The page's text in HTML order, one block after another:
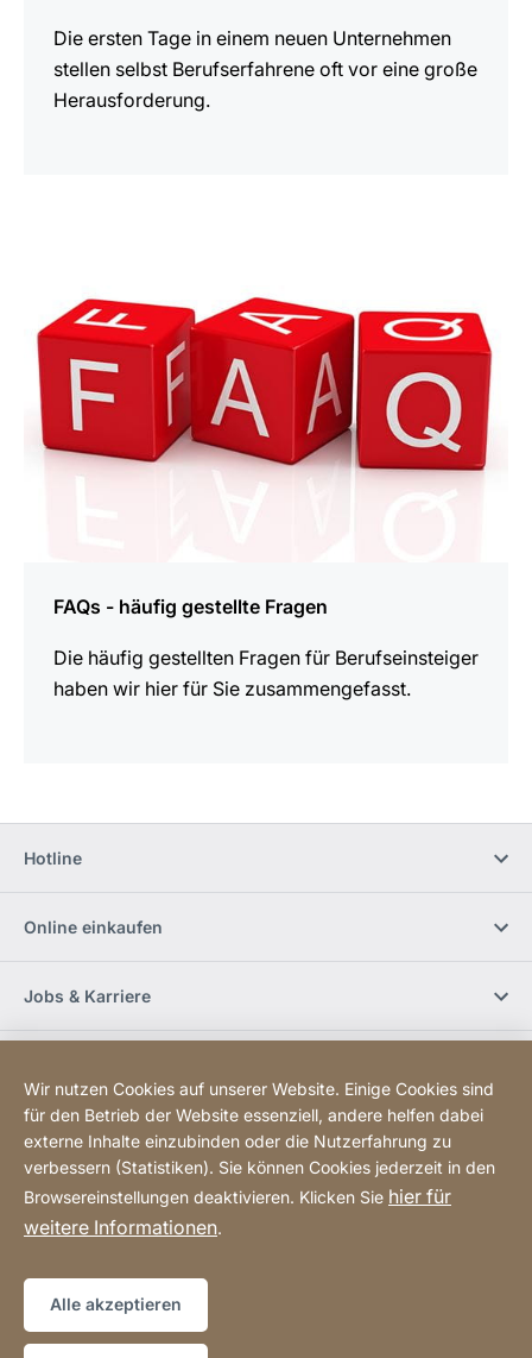
Die ersten Tage in einem neuen Unternehmen
stellen selbst Berufserfahrene oft vor eine große
Herausforderung.
FAQs - häufig gestellte Fragen
Die häufig gestellten Fragen für Berufseinsteiger
haben wir hier für Sie zusammengefasst.
Hotline
Online einkaufen
Jobs & Karriere
Social Media
Newsletter bestellen
Website
[Website
information]
Sitemap
Wir nutzen Cookies auf unserer Website. Einige Cookies sind
für den Betrieb der Website essenziell, andere helfen dabei
externe Inhalte einzubinden oder die Nutzerfahrung zu
verbessern (Statistiken). Sie können Cookies jederzeit in den
Browsereinstellungen deaktivieren. Klicken Sie hier für
weitere Informationen.
Alle akzeptieren